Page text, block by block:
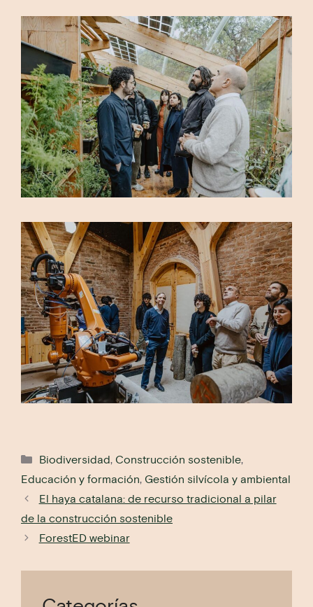
Categorías
Biodiversidad, Construcción sostenible,
Educación y formación, Gestión silvícola y ambiental
El haya catalana: de recurso tradicional a pilar
de la construcción sostenible
ForestED webinar